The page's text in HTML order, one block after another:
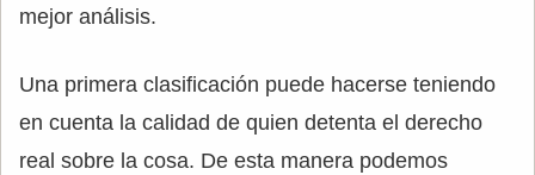
mejor análisis.
Una primera clasificación puede hacerse teniendo
en cuenta la calidad de quien detenta el derecho
real sobre la cosa. De esta manera podemos